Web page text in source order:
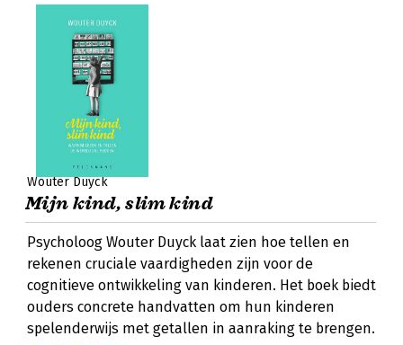
Wouter Duyck
Mijn kind, slim kind
Psycholoog Wouter Duyck laat zien hoe tellen en
rekenen cruciale vaardigheden zijn voor de
cognitieve ontwikkeling van kinderen. Het boek biedt
ouders concrete handvatten om hun kinderen
spelenderwijs met getallen in aanraking te brengen.